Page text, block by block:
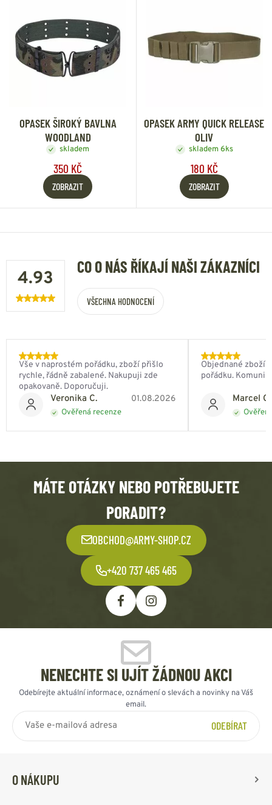
OPASEK ŠIROKÝ BAVLNA
WOODLAND
skladem
350 KČ
ZOBRAZIT
OPASEK ARMY QUICK RELEASE
OLIV
skladem 6ks
180 KČ
ZOBRAZIT
4.93
CO O NÁS ŘÍKAJÍ NAŠI ZÁKAZNÍCI
VŠECHNA HODNOCENÍ
Veronika C. 01.08.2026
Ověřená recenze
Vše v naprostém pořádku, zboží přišlo
rychle, řádně zabalené. Nakupuji zde
opakovaně. Doporučuji.
Marcel
Objednané zboží
pořádku.
MÁTE OTÁZKY NEBO POTŘEBUJETE
PORADIT?
OBCHOD@ARMY-SHOP.CZ
+420 737 465 465
NENECHTE SI UJÍT ŽÁDNOU AKCI
Odebírejte aktuální informace, oznámení o slevách a novinky na Váš
email.
ODEBÍRAT
O NÁKUPU